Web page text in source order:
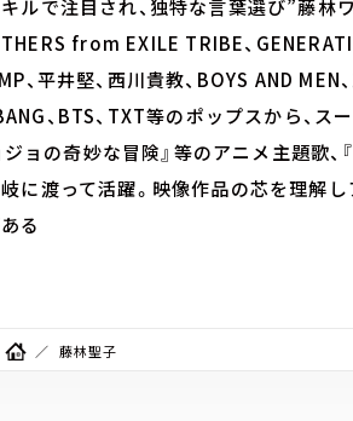
ルで注目され、独特な言葉選び”藤林
from EXILE TRIBE、
、平井堅、西川貴教、BOYS AND MEN
、BTS、TXT等のポップスから、ス
ジョの奇妙な冒険』等のアニメ主題歌
に渡って活躍。映像作品の芯を理解
る
藤林聖子